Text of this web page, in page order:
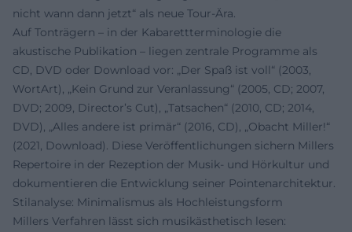
nicht wann dann jetzt“ als neue Tour-Ära.
Auf Tonträgern – in der Kabarettterminologie die
akustische Publikation – liegen zentrale Programme als
CD, DVD oder Download vor: „Der Spaß ist voll“ (2003,
WortArt), „Kein Grund zur Veranlassung“ (2005, CD; 2007,
DVD; 2009, Director’s Cut), „Tatsachen“ (2010, CD; 2014,
DVD), „Alles andere ist primär“ (2016, CD), „Obacht Miller!“
(2021, Download). Diese Veröffentlichungen sichern Millers
Repertoire in der Rezeption der Musik- und Hörkultur und
dokumentieren die Entwicklung seiner Pointenarchitektur.
Stilanalyse: Minimalismus als Hochleistungsform
Millers Verfahren lässt sich musikästhetisch lesen: